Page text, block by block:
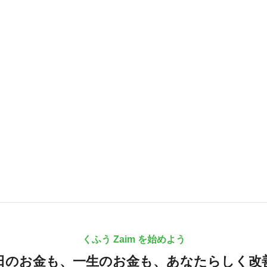
くふう Zaim を始めよう
のお金も、 一生のお金も、 あなたらしく改